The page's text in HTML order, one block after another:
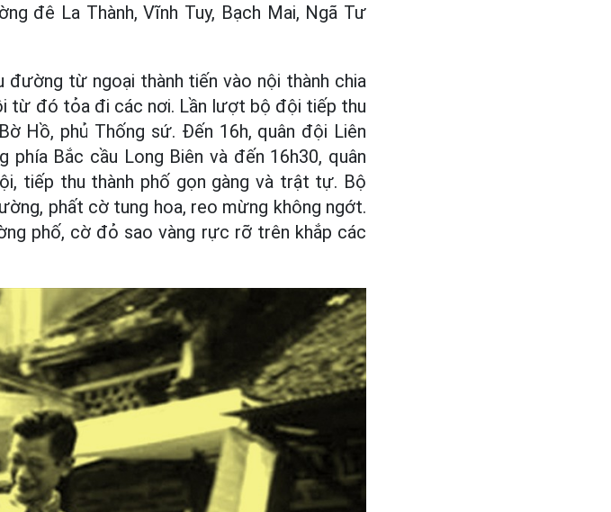
đê La Thành, Vĩnh Tuy, Bạch Mai, Ngã Tư
đường từ ngoại thành tiến vào nội thành chia
từ đó tỏa đi các nơi. Lần lượt bộ đội tiếp thu
Hồ, phủ Thống sứ. Đến 16h, quân đội Liên
phía Bắc cầu Long Biên và đến 16h30, quân
tiếp thu thành phố gọn gàng và trật tự. Bộ
phất cờ tung hoa, reo mừng không ngớt.
phố, cờ đỏ sao vàng rực rỡ trên khắp các